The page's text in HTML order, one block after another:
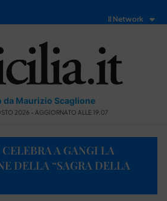
Il Network
da Maurizio Scaglione
2026 - AGGIORNATO ALLE 19:07
A GANGI LA
DELLA “SAGRA DELLA